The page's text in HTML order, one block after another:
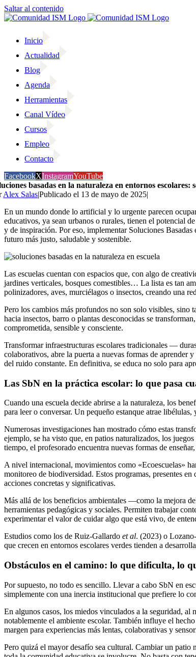
Saltar al contenido
Inicio
Actualidad
Blog
Agenda
Herramientas
Canal Vídeo
Cursos
Empleo
Contacto
FacebookXInstagramYouTube
basadas en la naturaleza en entornos
Alex Salas|Publicado el 13 de mayo de 2025|
En un mundo donde lo artificial y lo urgente parecen
educativos, ya sean urbanos o rurales, tienen el potencial
y de inspiración. Por eso, implementar Soluciones
futuro más justo, saludable y sostenible.
Las escuelas cuentan con espacios que, con algo de
jardines verticales, bosques comestibles… La lista es tan
polinizadores, aves, murciélagos o insectos, creando una
Pero los cambios más profundos no son solo visibles, sino
hacia insectos, barro o plantas desconocidas se
comprometida, sensible y consciente.
Transformar infraestructuras escolares tradicionales —
colaborativos, abre la puerta a nuevas formas de aprender
del ruido constante. En definitiva, se educa no solo para
Las SbN en la práctica escolar: lo que pasa
Cuando una escuela decide abrirse a la naturaleza, los
para leer o conversar. Un pequeño estanque atrae libélulas,
Numerosas investigaciones han mostrado cómo estas
ejemplo, se ha visto que, en patios naturalizados, los
tiempo, el profesorado encuentra nuevas formas de
A nivel internacional, movimientos como «Ecoescuelas»
monitoreo de biodiversidad. Estos programas, presentes
acciones concretas y significativas.
Más allá de los beneficios ambientales —como la mejora
herramientas pedagógicas y sociales. Permiten trabajar
experimentar el valor de cuidar algo que está vivo, de
Estudios como los de Ruiz-Gallardo et al. (2023) o
que crecen en entornos escolares verdes tienden a
Obstáculos en el camino: lo que dificulta, lo
Por supuesto, no todo es sencillo. Llevar a cabo SbN en
simplemente con una inercia institucional que prefiere lo
En algunos casos, los miedos vinculados a la seguridad, al
notablemente el ambiente escolar. También influye el
margen para experiencias más lentas, colaborativas y
Pero quizá el mayor desafío sea cultural. Cambiar un patio